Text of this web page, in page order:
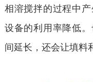
相溶搅拌的过程中
设备的利用率降低
间延长，还会让填料